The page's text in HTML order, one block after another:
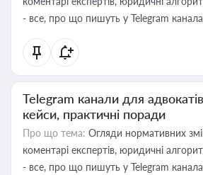
- все, про що пишуть у Telegram
Telegram канали для
кейси, практичні поради
Про що тема: Огляди нормативних
коментарі експертів, юридичні
- все, про що пишуть у Telegram